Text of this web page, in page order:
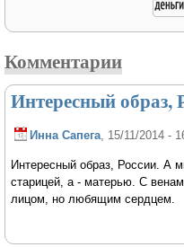
Комментарии
Интересный образ,
Инна Сапега, 15/11/2014 -
Интересный образ, России. А
старицей, а - матерью. С
лицом, но любящим сердцем.